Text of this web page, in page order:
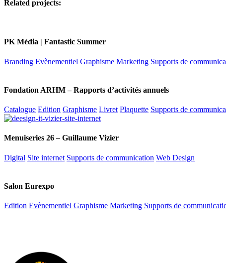
Related projects:
PK Média | Fantastic Summer
Branding Evènementiel Graphisme Marketing Supports de
Fondation ARHM – Rapports d’activités annuels
Catalogue Edition Graphisme Livret Plaquette Supports de
Menuiseries 26 – Guillaume Vizier
Digital Site internet Supports de communication Web Design
Salon Eurexpo
Edition Evènementiel Graphisme Marketing Supports de